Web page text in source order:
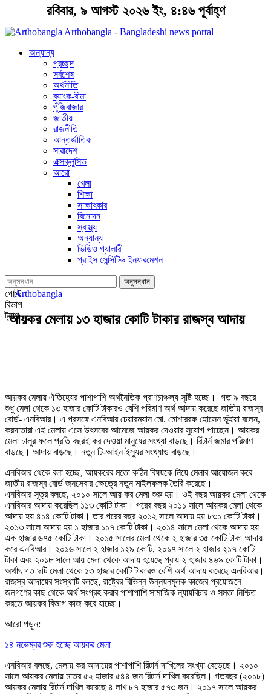
রবিবার, ৯ আগস্ট ২০২৬ ইং, ৪:৪৬ পূর্বাহ্ণ
Arthobangla - Bangladeshi news portal
অন্যান্য
প্রচ্ছদ
সর্বশেষ
অর্থনীতি
ব্যাংক-বীমা
পুঁজিবাজার
জাতীয়
রাজনীতি
আন্তর্জাতিক
সারাদেশ
এক্সক্লুসিভ
আরো
খেলা
শিক্ষা
সাক্ষাৎকার
বিনোদন
স্বাস্থ্য
অন্যান্য
ভিডিও গ্যালারী
প্রাইস সেন্সিটিভ ইনফরমেশন
পোস্ট
বিভাগ
ট্যাগ
আয়কর মেলায় ১৩ হাজার কোটি টাকার রাজস্ব আদায়
আয়কর মেলায় ঐতিহ্যের পাশাপাশি অর্থনৈতিক প্রাণচাঞ্চল্য সৃষ্টি হচ্ছে। গত ৯ বছরে
শুধু মেলা থেকে ১৩ হাজার কোটি টাকারও বেশি পরিমাণ অর্থ আদায় করেছে জাতীয় রাজস্ব
বোর্ড- এনবিআর। এ প্রসঙ্গে এনবিআর চেয়ারম্যান মো. মোশাররফ হোসেন ভূঁইয়া বলেন,
করদাতারা এই মেলায় এসে উৎসবের আমেজে আয়কর দেওয়ার সুযোগ পাচ্ছেন। আয়কর
মেলা চালুর ফলে প্রতি বছরই কর দেওয়া মানুষের সংখ্যা বাড়ছে। রিটার্ন জমার পরিমাণ
বাড়ছে। আদায় বাড়ছে। নতুন টি-আইন ইস্যুর সংখ্যাও বাড়ছে।
এনবিআর থেকে বলা হচ্ছে, আয়করের মতো কঠিন বিষয়কে নিয়ে মেলার আয়োজন করে
জাতীয় রাজস্ব বোর্ড জনসেবার ক্ষেত্রে নতুন মাইলফলক তৈরি করেছে।
এনবিআর সূত্র বলছে, ২০১০ সালে আয় কর মেলা শুরু হয়। ওই বছর আয়কর মেলা থেকে
এনবিআর আদায় করেছিল ১১৩ কোটি টাকা। পরের বছর ২০১১ সালে আয়কর মেলা থেকে
আদায় হয় ৪১৪ কোটি টাকা। তার পরের বছর ২০১২ সালে আদায় হয় ৮৩১ কোটি টাকা।
২০১৩ সালে আদায় হয় ১ হাজার ১১৭ কোটি টাকা। ২০১৪ সালে মেলা থেকে আদায় হয়
এক হাজার ৬৭৫ কোটি টাকা। ২০১৫ সালের মেলা থেকে ২ হাজার ৩৫ কোটি টাকা আদায়
করে এনবিআর। ২০১৬ সালে ২ হাজার ১২৯ কোটি, ২০১৭ সালে ২ হাজার ২১৭ কোটি
টাকা এবং ২০১৮ সালে আয় মেলা থেকে আদায় হয়েছে প্রায় ২ হাজার ৪৬৯ কোটি টাকা।
অর্থাৎ গত ৯টি মেলা থেকে ১৩ হাজার কোটি টাকারও বেশি অর্থ আদায় করেছে এনবিআর।
রাজস্ব আদায়ের সংস্থাটি বলছে, রাষ্ট্রের বিভিন্ন উন্নয়নমূলক কাজের প্রয়োজনে
জনগণের কাছ থেকে অর্থ সংগ্রহ করার পাশাপাশি সামাজিক ন্যায়বিচার ও সমতা নিশ্চিত
করতে আয়কর বিভাগ কাজ করে যাচ্ছে।
আরো পড়ুন:
১৪ নভেম্বর শুরু হচ্ছে আয়কর মেলা
এনবিআর বলছে, মেলায় কর আদায়ের পাশাপাশি রিটার্ন দাখিলের সংখ্যা বেড়েছে। ২০১০
সালে আয়কর মেলায় মাত্র ৫২ হাজার ৫৪৪ জন রিটার্ন দাখিল করেছিল। গতবছর (২০১৮)
আয়কর মেলায় রিটার্ন দাখিল করেছে ৪ লাখ ৮৭ হাজার ৫৭৩ জন। ২০১৭ সালে আয়কর